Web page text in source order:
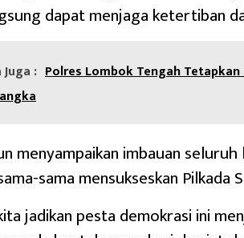
dapat menjaga ketertiban
Juga : Polres Lombok Tengah Tetapkan
menyampaikan imbauan
sama mensukseskan Pilkada
jadikan pesta demokrasi ini